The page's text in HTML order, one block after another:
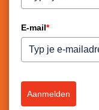
E-mail*
Aanmelden